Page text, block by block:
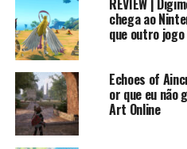
desenvolvido pela Bandai
publicado pela Nintendo. Foi
Switch em 7 de dezembro de
Super Smash Bros. Ultimate
tradicional em que jogadores
para enfraquecer seus
chega ao
que outro
Echoes of
or que eu não
Art Online